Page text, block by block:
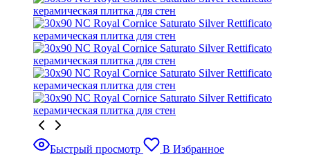
Быстрый просмотр В Избранное